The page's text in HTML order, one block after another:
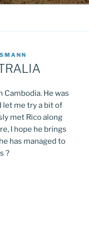
He was
let me try a bit of
met Rico along
I hope he brings
has managed to
?